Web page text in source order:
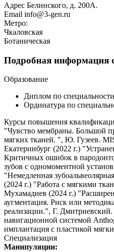
Адрес Белинского, д. 200А.
Email info@3-gen.ru
Метро:
Чкаловская
Ботаническая
Подробная информация
Образование
Диплом по
Ординатура по
Курсы повышения
"Чувство мембраны. Большой
мягких тканей. ", Ю. Гузеев.
Екатеринбург (2022 г.)
Критичных ошибок в
зубов с одномоментной
"Немедленная
(2024 г.) "Работа с мягкими
Мухамадиев (2024 г.)
аугментация. Риск или
реализации.", Г.
навигационной системой
имплантация с пластикой
Специализация
Манипуляции: